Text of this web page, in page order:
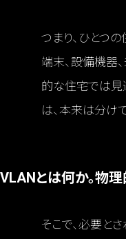
つまり、ひとつ
端末、設備機器
的な住宅では見
は、本来は分け
VLANとは何か。物
そこで、必要と